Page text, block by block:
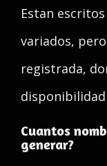
Estan
variados,
registrada,
Cuantos
generar?